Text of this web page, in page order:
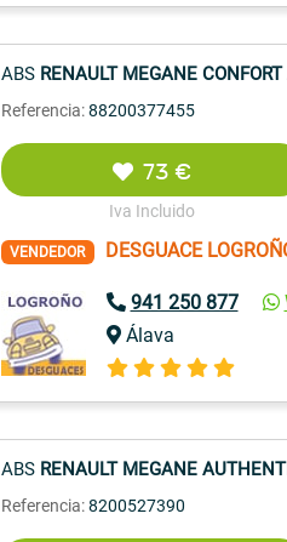
ABS RENAULT MEGANE
Referencia: 88200377455
73 €
Iva Incluido
VENDEDOR DESGUACE
941 250 877
Álava
ABS RENAULT MEGANE
Referencia: 8200527390